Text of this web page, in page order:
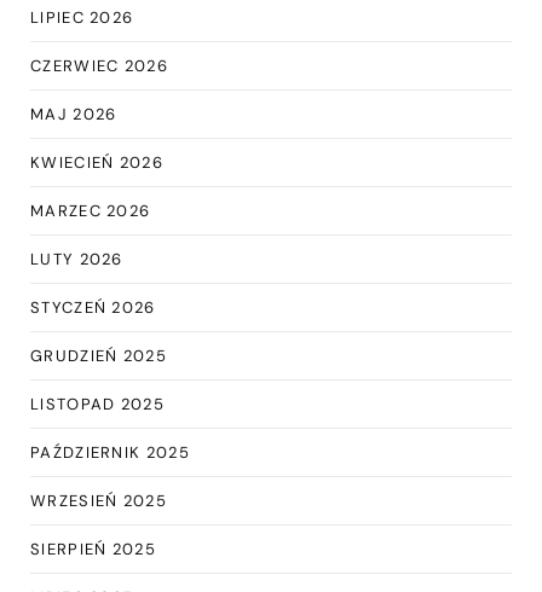
LIPIEC 2026
CZERWIEC 2026
MAJ 2026
KWIECIEŃ 2026
MARZEC 2026
LUTY 2026
STYCZEŃ 2026
GRUDZIEŃ 2025
LISTOPAD 2025
PAŹDZIERNIK 2025
WRZESIEŃ 2025
SIERPIEŃ 2025